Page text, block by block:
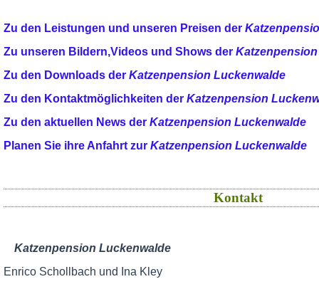
Zu den Leistungen und unseren Preisen der
Zu unseren Bildern,Videos und Shows der
Zu den Downloads der Katzenpension Luckenwalde
Zu den Kontaktmöglichkeiten der Katzenpension
Zu den aktuellen News der Katzenpension Luckenwalde
Planen Sie ihre Anfahrt zur Katzenpension Luckenwalde
Kontakt
Katzenpension Luckenwalde
Enrico Schollbach und Ina Kley